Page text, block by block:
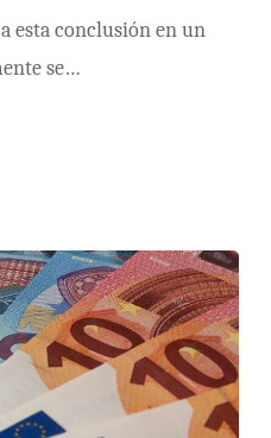
esta conclusión en un
se…